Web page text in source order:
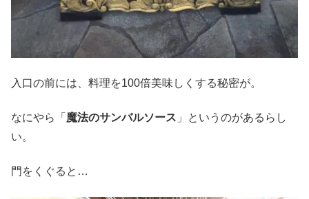
入口の前には、料理を100倍美味しくする秘密が。
なにやら「 魔法のサンバルソース 」というのがあるらし
い。
門をくぐると…